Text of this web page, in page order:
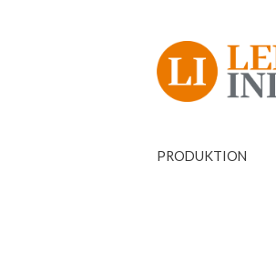
PRODUKTION